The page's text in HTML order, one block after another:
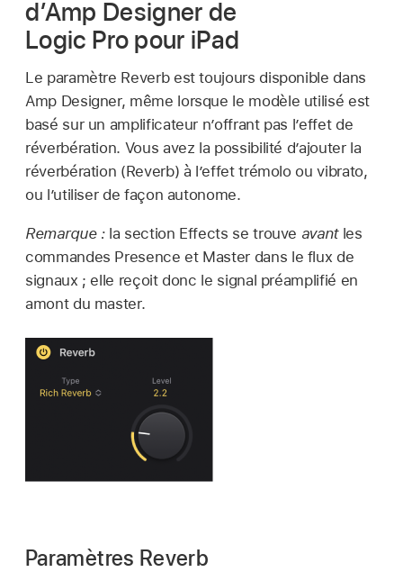
d’Amp Designer de
Logic Pro pour iPad
Le paramètre Reverb est toujours disponible dans
Amp Designer, même lorsque le modèle utilisé est
basé sur un amplificateur n’offrant pas l’effet de
réverbération. Vous avez la possibilité d’ajouter la
réverbération (Reverb) à l’effet trémolo ou vibrato,
ou l’utiliser de façon autonome.
Remarque : la section Effects se trouve avantles
commandes Presence et Master dans le flux de
signaux ; elle reçoit donc le signal préamplifié en
amont du master.
Paramètres Reverb